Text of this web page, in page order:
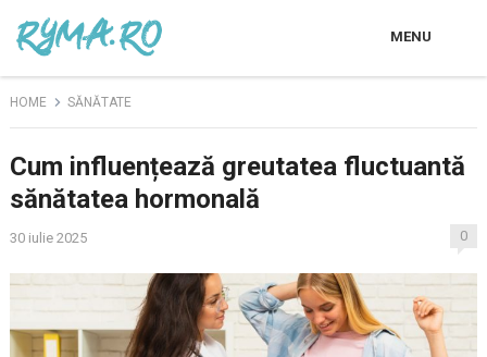
MENU
HOME SĂNĂTATE
Cum influențează greutatea fluctuantă
sănătatea hormonală
30 iulie 2025 0